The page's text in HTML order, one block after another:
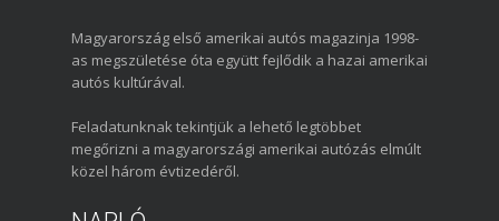
Magyarország első amerikai autós magazinja 1998-
as megszületése óta együtt fejlődik a hazai amerikai
autós kultúrával.
Feladatunknak tekintjük a lehető legtöbbet
megőrizni a magyarországi amerikai autózás elmúlt
közel három évtizedéről.